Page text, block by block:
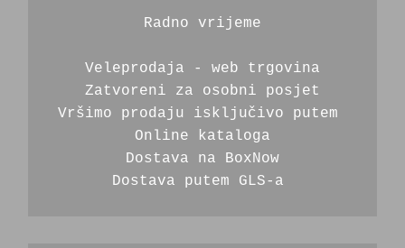
Radno vrijeme
Veleprodaja - web trgovina
Zatvoreni za osobni posjet
Vršimo prodaju isključivo putem
Online kataloga
Dostava na BoxNow
Dostava putem GLS-a